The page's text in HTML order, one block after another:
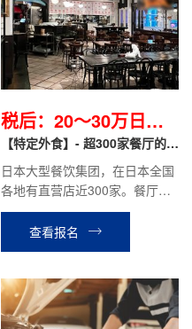
税后：20～30万日元/
月
【特定外食】- 超300家餐厅的大
型餐饮集团
日本大型餐饮集团，在日本全国
各地有直营店近300家。餐厅相
关工作（ 炒锅、炸锅、面点、煮
面、洗菜、点餐、配菜、清洗餐
具、餐厅清扫 ）
查看报名